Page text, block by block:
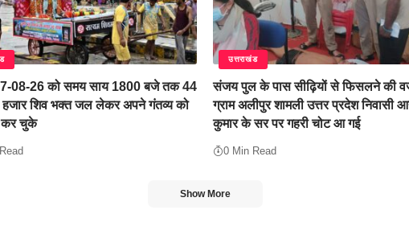
08-26 को समय साय 1800 बजे तक 44
शिव भक्त जल लेकर अपने गंतव्य को
कर चुके
उत्तराखंड
संजय पुल के पास सीढ़ियों से फिसलने की
ग्राम अलीपुर शामली उत्तर प्रदेश निवासी
कुमार के सर पर गहरी चोट आ गई
0 Min Read
Show More